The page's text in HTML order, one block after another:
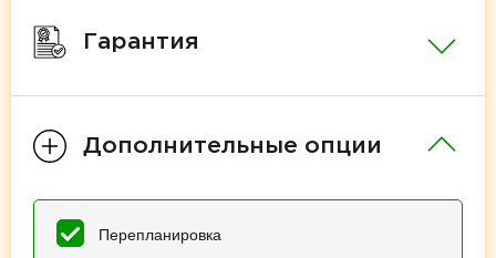
Гарантия
Дополнительные опции
Перепланировка